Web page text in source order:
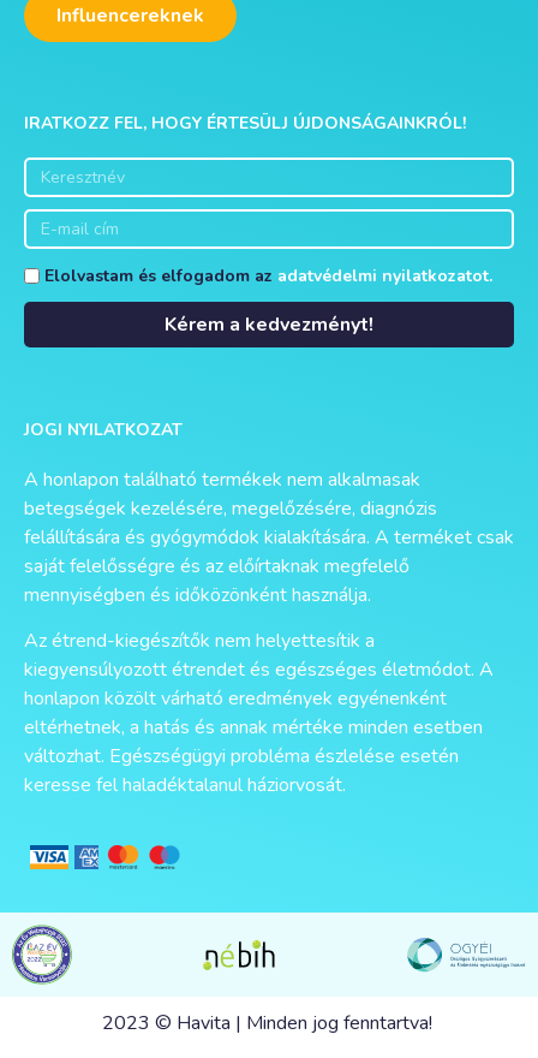
Influencereknek
IRATKOZZ FEL, HOGY ÉRTESÜLJ ÚJDONSÁGAINKRÓL!
Elolvastam és elfogadom az adatvédelmi nyilatkozatot.
Kérem a kedvezményt!
JOGI NYILATKOZAT
A honlapon található termékek nem alkalmasak
betegségek kezelésére, megelőzésére, diagnózis
felállítására és gyógymódok kialakítására. A terméket csak
saját felelősségre és az előírtaknak megfelelő
mennyiségben és időközönként használja.
Az étrend-kiegészítők nem helyettesítik a
kiegyensúlyozott étrendet és egészséges életmódot. A
honlapon közölt várható eredmények egyénenként
eltérhetnek, a hatás és annak mértéke minden esetben
változhat. Egészségügyi probléma észlelése esetén
keresse fel haladéktalanul háziorvosát.
2023 © Havita | Minden jog fenntartva!